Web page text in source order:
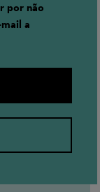
por não
a